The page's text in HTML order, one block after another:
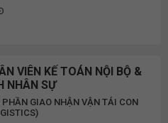
VIÊN KẾ TOÁN NỘI BỘ &
NHÂN SỰ
PHẦN GIAO NHẬN VẬN TẢI CON